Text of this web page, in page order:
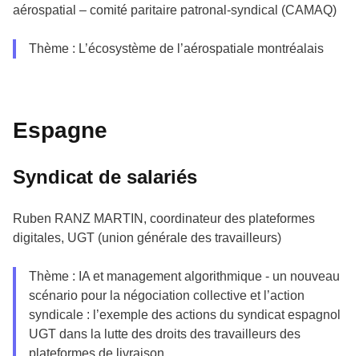
aérospatial – comité paritaire patronal-syndical (CAMAQ)
Thème : L’écosystème de l’aérospatiale montréalais
Espagne
Syndicat de salariés
Ruben RANZ MARTIN, coordinateur des plateformes
digitales, UGT (union générale des travailleurs)
Thème : IA et management algorithmique - un nouveau
scénario pour la négociation collective et l’action
syndicale : l’exemple des actions du syndicat espagnol
UGT dans la lutte des droits des travailleurs des
plateformes de livraison